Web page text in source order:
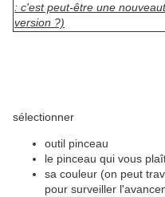
: c'est peut-être une
version ?)
sélectionner
outil pinceau
le pinceau qui vous
sa couleur (on peut
pour surveiller